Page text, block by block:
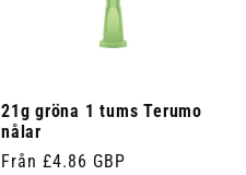
21g gröna 1 tums Terumo
nålar
Ordinarie
Från £4.86 GBP